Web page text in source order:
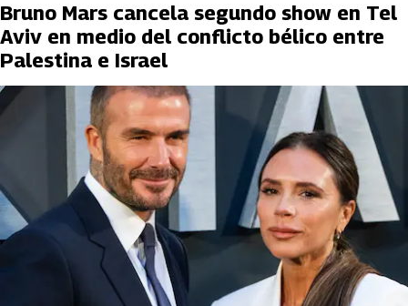
Bruno Mars cancela segundo show en Tel
Aviv en medio del conflicto bélico entre
Palestina e Israel